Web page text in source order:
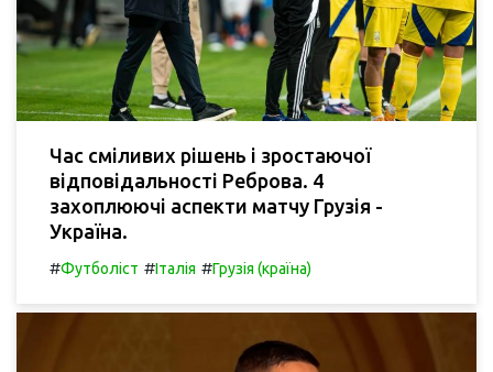
Час сміливих рішень і зростаючої
відповідальності Реброва. 4
захоплюючі аспекти матчу Грузія -
Україна.
#Футболіст #Італія #Грузія (країна)